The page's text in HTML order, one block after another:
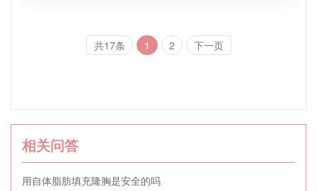
共17条 1 2 下一页
相关问答
用自体脂肪填充隆胸是安全的吗